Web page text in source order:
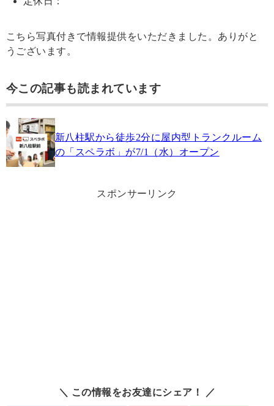
こちら写真付きで情報提供をいただきました。ありがと
うございます。
今この記事も読まれています
新八柱駅から徒歩2分に屋内型トランクルーム
の「スペラボ」が7/1（水）オープン
スポンサーリンク
＼ この情報をお友達にシェア！ ／